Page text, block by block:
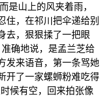
是山上的风夹着雨，
住，在祁川把伞递给别
去，狠狠揉了一把眼
确地说，是孟兰芝给
发来语音，第一条骂她
开了一家螺蛳粉难吃得
候有空，回来拍张像